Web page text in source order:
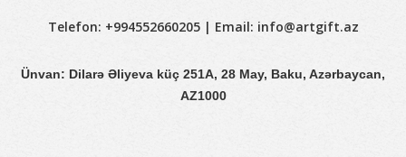
Telefon: +994552660205 | Email: info@artgift.az
Ünvan: Dilarə Əliyeva küç 251A, 28 May, Baku, Azərbaycan,
AZ1000